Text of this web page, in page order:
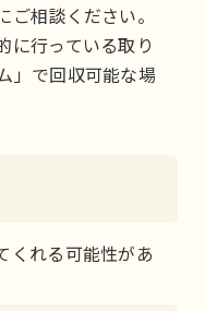
相談ください。
に行っている取り
」で回収可能な場
くれる可能性があ